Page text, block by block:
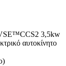
3,5kw
αυτοκίνητο